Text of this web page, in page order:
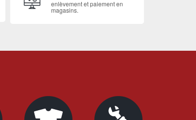
enlèvement et paiement en
magasins.